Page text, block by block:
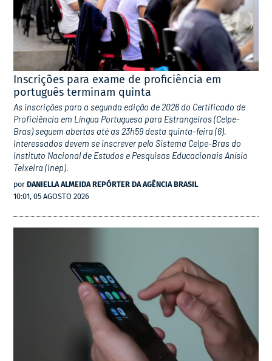
Inscrições para exame de proficiência em
português terminam quinta
As inscrições para a segunda edição de 2026 do Certificado de
Proficiência em Língua Portuguesa para Estrangeiros (Celpe-
Bras) seguem abertas até as 23h59 desta quinta-feira (6).
Interessados devem se inscrever pelo Sistema Celpe-Bras do
Instituto Nacional de Estudos e Pesquisas Educacionais Anísio
Teixeira (Inep).
por DANIELLA ALMEIDA REPÓRTER DA AGÊNCIA BRASIL
10:01, 05 AGOSTO 2026